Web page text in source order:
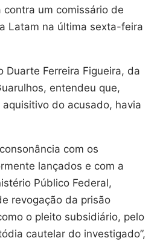
um comissário de
Latam na última sexta-feira
Duarte Ferreira Figueira, da
entendeu que,
do acusado, havia
com os
lançados e com a
Público Federal,
revogação da prisão
o pleito subsidiário, pelo
cautelar do investigado”,